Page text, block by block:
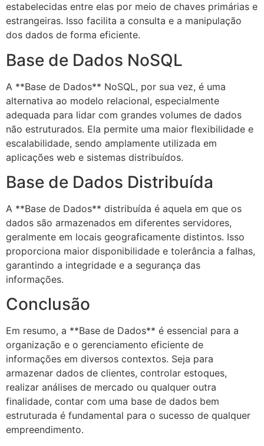
estabelecidas entre elas por meio de chaves primárias e
estrangeiras. Isso facilita a consulta e a manipulação
dos dados de forma eficiente.
Base de Dados NoSQL
A **Base de Dados** NoSQL, por sua vez, é uma
alternativa ao modelo relacional, especialmente
adequada para lidar com grandes volumes de dados
não estruturados. Ela permite uma maior flexibilidade e
escalabilidade, sendo amplamente utilizada em
aplicações web e sistemas distribuídos.
Base de Dados Distribuída
A **Base de Dados** distribuída é aquela em que os
dados são armazenados em diferentes servidores,
geralmente em locais geograficamente distintos. Isso
proporciona maior disponibilidade e tolerância a falhas,
garantindo a integridade e a segurança das
informações.
Conclusão
Em resumo, a **Base de Dados** é essencial para a
organização e o gerenciamento eficiente de
informações em diversos contextos. Seja para
armazenar dados de clientes, controlar estoques,
realizar análises de mercado ou qualquer outra
finalidade, contar com uma base de dados bem
estruturada é fundamental para o sucesso de qualquer
empreendimento.